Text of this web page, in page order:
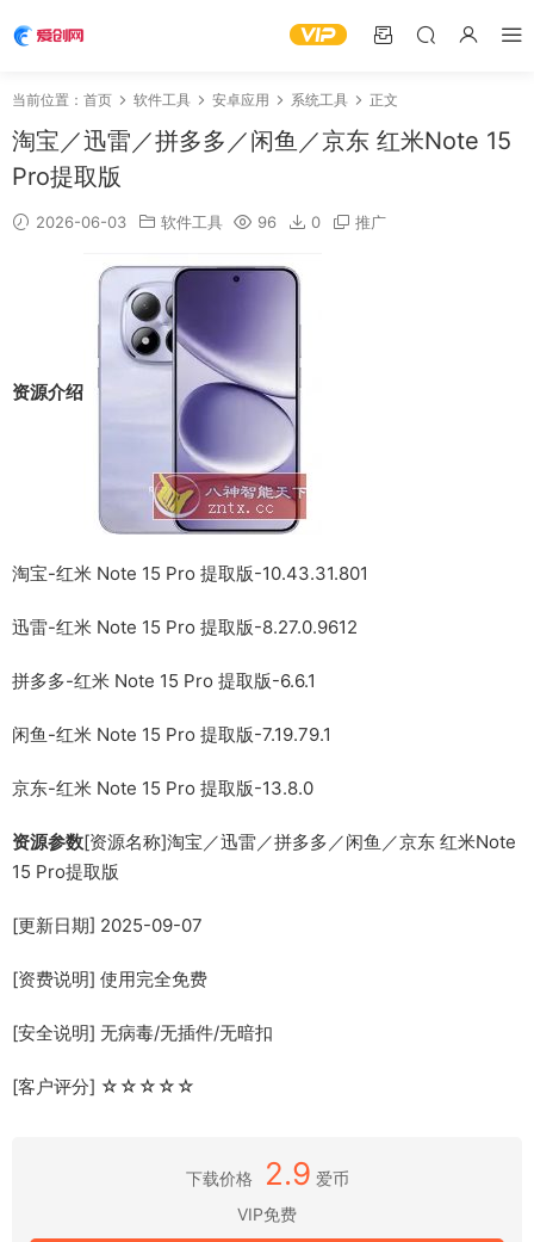
当前位置： 首页 软件工具 安卓应用 系统工具 正文
淘宝／迅雷／拼多多／闲鱼／京东 红米Note 15
Pro提取版
2026-06-03 软件工具 96 0 推广
资源介绍
淘宝-红米 Note 15 Pro 提取版-10.43.31.801
迅雷-红米 Note 15 Pro 提取版-8.27.0.9612
拼多多-红米 Note 15 Pro 提取版-6.6.1
闲鱼-红米 Note 15 Pro 提取版-7.19.79.1
京东-红米 Note 15 Pro 提取版-13.8.0
资源参数[资源名称]淘宝／迅雷／拼多多／闲鱼／京东 红米Note
15 Pro提取版
[更新日期] 2025-09-07
[资费说明] 使用完全免费
[安全说明] 无病毒/无插件/无暗扣
[客户评分] ☆☆☆☆☆
下载价格 2.9 爱币
VIP免费